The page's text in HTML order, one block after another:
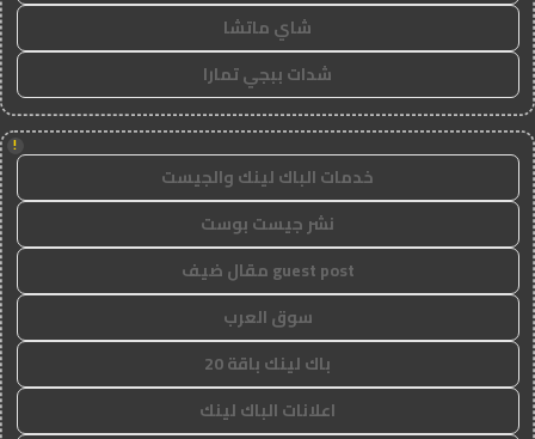
شاي ماتشا
شدات ببجي تمارا
!
خدمات الباك لينك والجيست
نشر جيست بوست
guest post مقال ضيف
سوق العرب
باك لينك باقة 20
اعلانات الباك لينك